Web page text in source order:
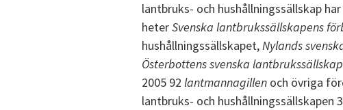
lantbruks- och hushållningssällskap
heterSvenska lantbrukssällskapens
hushållningssällskapet,Nylands
Österbottens svenska lantbrukssällskap
2005 92 lantmannagillen och övriga
lantbruks- och hushållningssällskapen